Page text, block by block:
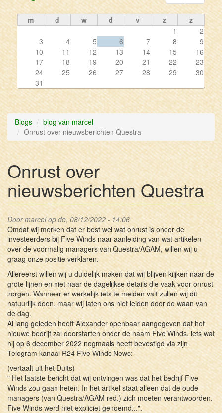
m d w d v z
z
1
2
3
4 5 6 7 8
9
10
11 12 13 14 15
16
17
18 19 20 21 22
23
24
25 26 27 28 29
30
31
Blogs
blog van marcel
Onrust over nieuwsberichten Questra
Onrust over
nieuwsberichten Questra
Doormarcelop do, 08/12/2022 - 14:06
Omdat wij merken dat er best wel wat onrust is onder de
investeerders bij Five Winds naar aanleiding van wat artikelen
over de voormalig managers van Questra/AGAM, willen wij u
graag onze positie verklaren.
Allereerst willen wij u duidelijk maken dat wij blijven kijjken naar de
grote lijnen en niet naar de dagelijkse details die vaak voor onrust
zorgen. Wanneer er werkelijk iets te melden valt zullen wij dit
natuurlijk doen, maar wij laten ons niet leiden door de waan van
de dag.
Al lang geleden heeft Alexander openbaar aangegeven dat het
nieuwe bedrijf zal doorstarten onder de naam Five Winds, iets wat
hij op 6 december 2022 nogmaals heeft bevestigd via zijn
Telegram kanaal R24 Five Winds News:
(vertaalt uit het Duits)
" Het laatste bericht dat wij ontvingen was dat het bedrijf Five
Winds zou gaan heten. In het artikel staat alleen dat de oude
managers (van Questra/AGAM red.) zich moeten verantwoorden.
Five Winds werd niet expliciet genoemd...".